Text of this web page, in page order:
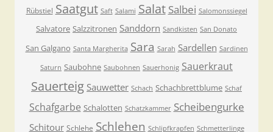
Rübstiel Saatgut Saft Salami Salat Salbei Salomonssiegel
Salvatore Salzzitronen Sanddorn Sandkisten San Donato
San Galgano Santa Margherita Sara Sarah Sardellen Sardinen
Saturn Saubohne Saubohnen Sauerhonig Sauerkraut
Sauerteig Sauwetter Schach Schachbrettblume Schaf
Schafgarbe Schalotten Schatzkammer Scheibengurke
Schitour Schlehe Schlehen Schlipfkrapfen Schmetterlinge